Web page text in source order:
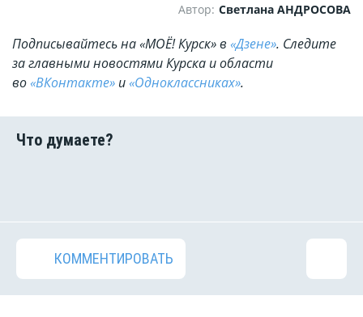
Автор: Светлана АНДРОСОВА
Подписывайтесь на «МОЁ! Курск» в «Дзене». Cледите
за главными новостями Курска и области
во«ВКонтакте» и«Одноклассниках».
КОММЕНТИРОВАТЬ